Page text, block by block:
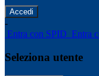
-
Entra con SPID Entra
Seleziona utente